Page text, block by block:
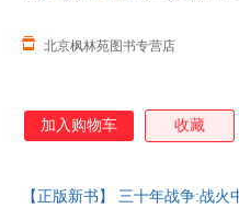
北京枫林苑图书专营店
加入购物车 收藏
【正版新书】 三十年战争:战